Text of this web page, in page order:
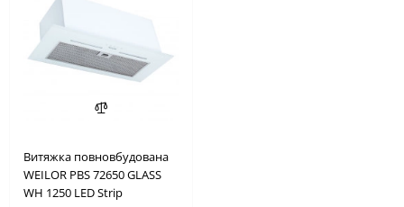
Витяжка повновбудована
WEILOR PBS 72650 GLASS
WH 1250 LED Strip